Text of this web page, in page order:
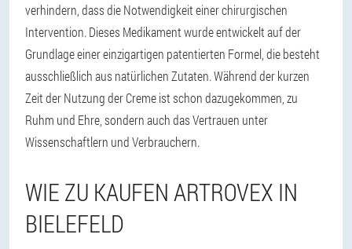
verhindern, dass die Notwendigkeit einer chirurgischen
Intervention. Dieses Medikament wurde entwickelt auf der
Grundlage einer einzigartigen patentierten Formel, die besteht
ausschließlich aus natürlichen Zutaten. Während der kurzen
Zeit der Nutzung der Creme ist schon dazugekommen, zu
Ruhm und Ehre, sondern auch das Vertrauen unter
Wissenschaftlern und Verbrauchern.
WIE ZU KAUFEN ARTROVEX IN
BIELEFELD